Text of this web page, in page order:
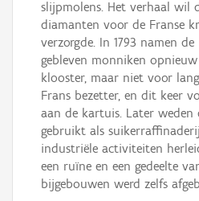
slijpmolens. Het verhaal wil
diamanten voor de Franse
verzorgde. In 1793 namen
gebleven monniken
klooster, maar niet voor
Frans bezetter, en dit keer
aan de kartuis. Later weden
gebruikt als
industriële activiteiten
een ruïne en een gedeelte
bijgebouwen werd zelfs